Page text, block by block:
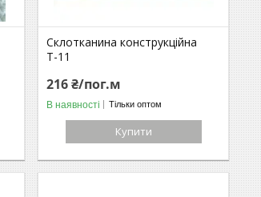
Склотканина конструкційна
Т-11
216 ₴/пог.м
В наявності Тільки оптом
Купити